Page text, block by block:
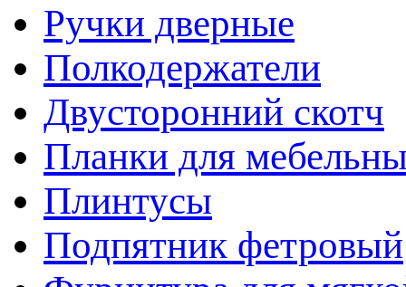
Ручки дверные
Полкодержатели
Двусторонний скотч
Планки для
Плинтусы
Подпятник фетровый